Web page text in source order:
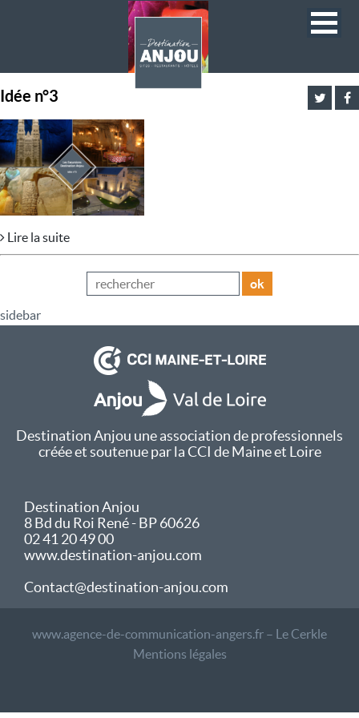
Idée n°3
Lire la suite
ok
sidebar
Destination Anjou une association de professionnels
créée et soutenue par la CCI de Maine et Loire
Destination Anjou
8 Bd du Roi René - BP 60626
02 41 20 49 00
www.destination-anjou.com
Contact@destination-anjou.com
www.agence-de-communication-angers.fr – Le Cerkle
Mentions légales